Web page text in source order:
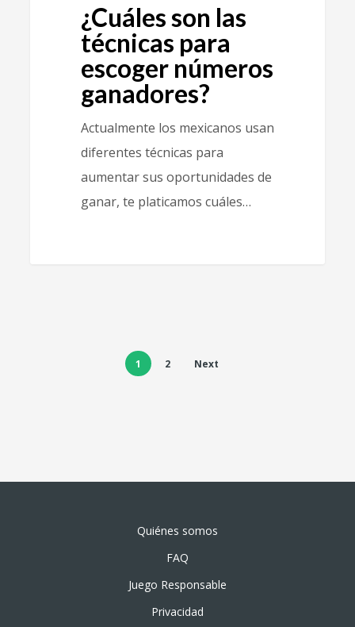
¿Cuáles son las
técnicas para
escoger números
ganadores?
Actualmente los mexicanos usan
diferentes técnicas para
aumentar sus oportunidades de
ganar, te platicamos cuáles…
1 2 Next
Quiénes somos
FAQ
Juego Responsable
Privacidad